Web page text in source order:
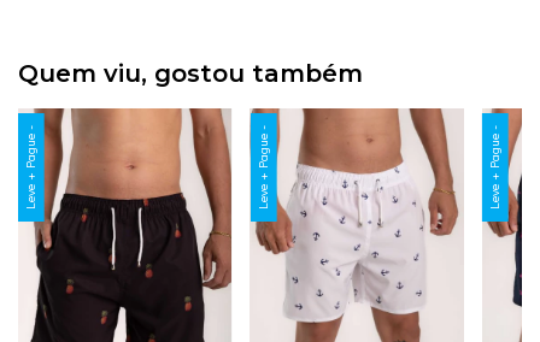
Quem viu, gostou também
Leve + Pague - Leve + Pague - Leve + Pague -